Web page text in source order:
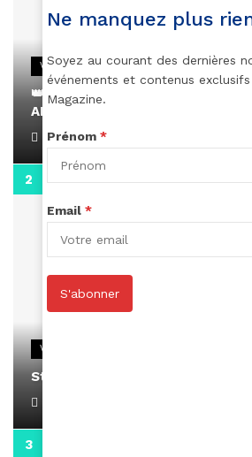
VIDEOS
👑 Remerciements à Ayden pour
AMINA, le Magazine de la Femme
April 1, 2022
VIDEOS
Stacy passe un message
Ne manquez plus
Soyez au courant des dernières
événements et contenus exclusifs
Magazine.
Prénom *
Email *
S'abonner